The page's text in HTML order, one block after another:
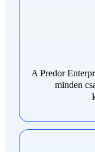
A Predor
minden